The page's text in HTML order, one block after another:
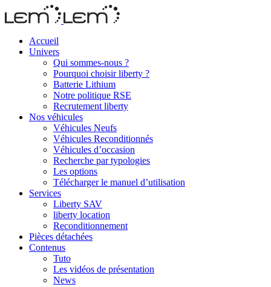
Accueil
Univers
Qui sommes-nous ?
Pourquoi choisir liberty ?
Batterie Lithium
Notre politique RSE
Recrutement liberty
Nos véhicules
Véhicules Neufs
Véhicules Reconditionnés
Véhicules d’occasion
Recherche par typologies
Les options
Télécharger le manuel d’utilisation
Services
Liberty SAV
liberty location
Reconditionnement
Pièces détachées
Contenus
Tuto
Les vidéos de présentation
News